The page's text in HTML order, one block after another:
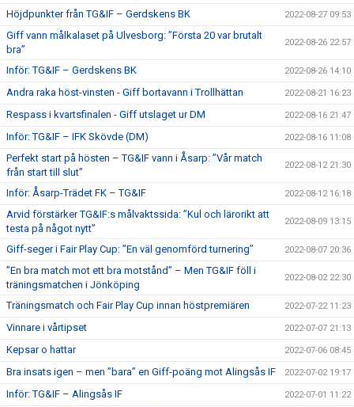
Höjdpunkter från TG&IF – Gerdskens BK 2022-08-27 09:53
Giff vann målkalaset på Ulvesborg: ”Första 20 var brutalt
bra”
2022-08-26 22:57
Inför: TG&IF – Gerdskens BK 2022-08-26 14:10
Andra raka höst-vinsten - Giff bortavann i Trollhättan 2022-08-21 16:23
Respass i kvartsfinalen - Giff utslaget ur DM 2022-08-16 21:47
Inför: TG&IF – IFK Skövde (DM) 2022-08-16 11:08
Perfekt start på hösten – TG&IF vann i Åsarp: ”Vår match
från start till slut”
2022-08-12 21:30
Inför: Åsarp-Trädet FK – TG&IF 2022-08-12 16:18
Arvid förstärker TG&IF:s målvaktssida: ”Kul och lärorikt att
testa på något nytt”
2022-08-09 13:15
Giff-seger i Fair Play Cup: ”En väl genomförd turnering” 2022-08-07 20:36
”En bra match mot ett bra motstånd” – Men TG&IF föll i
träningsmatchen i Jönköping
2022-08-02 22:30
Träningsmatch och Fair Play Cup innan höstpremiären 2022-07-22 11:23
Vinnare i vårtipset 2022-07-07 21:13
Kepsar o hattar 2022-07-06 08:45
Bra insats igen – men ”bara” en Giff-poäng mot Alingsås IF 2022-07-02 19:17
Inför: TG&IF – Alingsås IF 2022-07-01 11:22